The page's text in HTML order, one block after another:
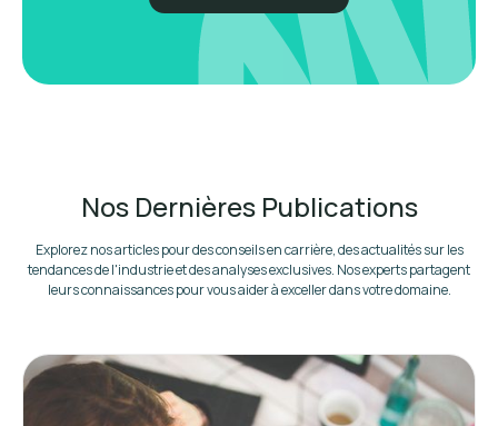
Nos Dernières Publications
Explorez nos articles pour des conseils en carrière, des actualités sur les
tendances de l'industrie et des analyses exclusives. Nos experts partagent
leurs connaissances pour vous aider à exceller dans votre domaine.